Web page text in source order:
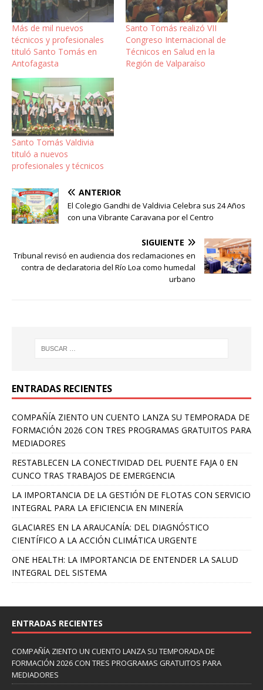
Más de mil nuevos
técnicos y profesionales
tituló Santo Tomás en
Antofagasta
Santo Tomás realizó VII
Congreso Internacional de
Técnicos en Salud en la
Región de Valparaíso
Santo Tomás Valdivia
tituló a nuevos
profesionales y técnicos
ANTERIOR
El Colegio Gandhi de Valdivia Celebra sus 24 Años
con una Vibrante Caravana por el Centro
SIGUIENTE
Tribunal revisó en audiencia dos reclamaciones en
contra de declaratoria del Río Loa como humedal
urbano
ENTRADAS RECIENTES
COMPAÑÍA ZIENTO UN CUENTO LANZA SU TEMPORADA DE
FORMACIÓN 2026 CON TRES PROGRAMAS GRATUITOS PARA
MEDIADORES
RESTABLECEN LA CONECTIVIDAD DEL PUENTE FAJA 0 EN
CUNCO TRAS TRABAJOS DE EMERGENCIA
LA IMPORTANCIA DE LA GESTIÓN DE FLOTAS CON SERVICIO
INTEGRAL PARA LA EFICIENCIA EN MINERÍA
GLACIARES EN LA ARAUCANÍA: DEL DIAGNÓSTICO
CIENTÍFICO A LA ACCIÓN CLIMÁTICA URGENTE
ONE HEALTH: LA IMPORTANCIA DE ENTENDER LA SALUD
INTEGRAL DEL SISTEMA
ENTRADAS RECIENTES
COMPAÑÍA ZIENTO UN CUENTO LANZA SU TEMPORADA DE
FORMACIÓN 2026 CON TRES PROGRAMAS GRATUITOS PARA
MEDIADORES